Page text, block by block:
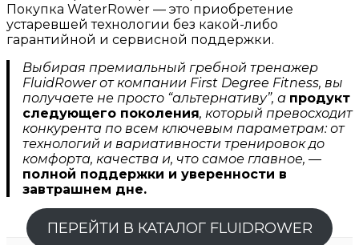
Покупка WaterRower — это приобретение
устаревшей технологии без какой-либо
гарантийной и сервисной поддержки.
Выбирая премиальный гребной тренажер
FluidRower от компании First Degree Fitness, вы
получаете не просто “альтернативу”, а продукт
следующего поколения, который превосходит
конкурента по всем ключевым параметрам: от
технологий и вариативности тренировок до
комфорта, качества и, что самое главное, —
полной поддержки и уверенности в
завтрашнем дне.
ПЕРЕЙТИ В КАТАЛОГ FLUIDROWER